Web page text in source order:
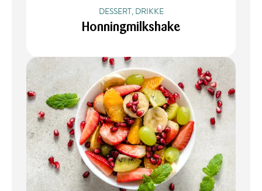
DESSERT, DRIKKE
Honningmilkshake